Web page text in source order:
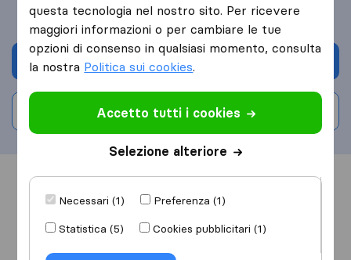
Chiedi preventivo
Scrivi una recensione
questa tecnologia nel nostro sito. Per ricevere
maggiori informazioni o per cambiare le tue
opzioni di consenso in qualsiasi momento, consulta
la nostra Politica sui cookies.
Accetto tutti i cookies
Selezione alteriore
Necessari (1)
Preferenza (1)
Statistica (5)
Cookies pubblicitari (1)